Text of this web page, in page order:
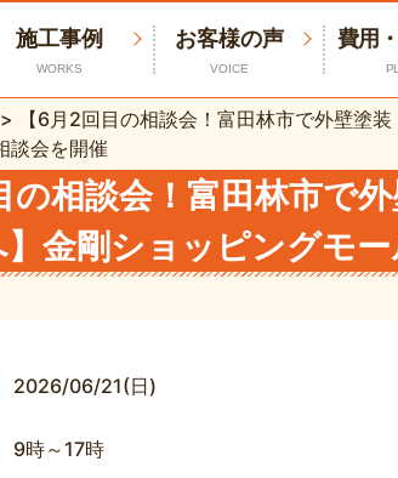
施工事例
WORKS
お客様の声
VOICE
費用
>
【6月2回目の相談会！富田林市で外壁塗
談会を開催
の相談会！富田林市で
金剛ショッピングモ
2026/06/21(日)
9時～17時